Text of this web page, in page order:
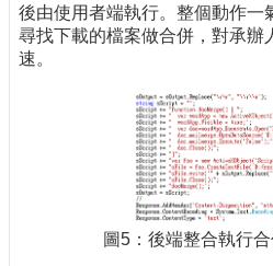
後由使用者端執行。整個動作一
尋找下載的檔案做合併，對承辦
速。
圖5：後端整合執行合